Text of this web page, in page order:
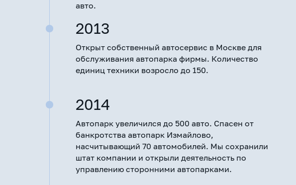
авто.
2013
Открыт собственный автосервис в Москве для
обслуживания автопарка фирмы. Количество
единиц техники возросло до 150.
2014
Автопарк увеличился до 500 авто. Спасен от
банкротства автопарк Измайлово,
насчитывающий 70 автомобилей. Мы сохранили
штат компании и открыли деятельность по
управлению сторонними автопарками.